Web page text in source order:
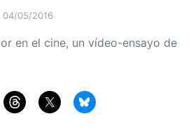
04/05/2016
en el cine, un vídeo-ensayo de